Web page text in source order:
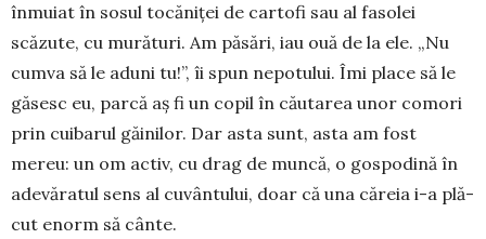
înmuiat în sosul tocăniţei de car­tofi sau al fasolei
scăzute, cu murături. Am păsări, iau ouă de la ele. „Nu
cumva să le aduni tu!”, îi spun nepotului. Îmi place să le
găsesc eu, parcă aş fi un copil în căutarea unor comori
prin cuibarul găinilor. Dar asta sunt, asta am fost
mereu: un om activ, cu drag de muncă, o gos­podină în
adevăratul sens al cu­vân­tului, doar că una căreia i-a plă­
cut enorm să cânte.